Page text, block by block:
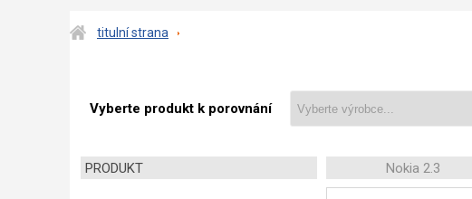
titulní strana
Vyberte produkt k porovnání
PRODUKT Nokia 2.3